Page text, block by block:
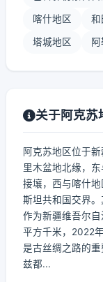
喀什地区 和
塔城地区
关于阿克苏
阿克苏地区位于
里木盆地北缘，
接壤，西与喀什
斯坦共和国交界。
作为新疆维吾尔
平方千米，2022
是古丝绸之路的
兹都...